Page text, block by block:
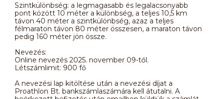
Szintkülönbség: a legmagasabb és legalacsonyabb
pont között 10 méter a különbség, a teljes 10,5 km
távon 40 méter a szintkülönbség, azaz a teljes
félmaraton távon 80 méter összesen, a maraton távon
pedig 160 méter jön össze.
Nevezés:
Online nevezés 2025. november 09-től.
Létszámlimit: 900 fő
A nevezési lap kitöltése után a nevezési díjat a
Proathlon Bt. bankszámlaszámára kell átutalni. A